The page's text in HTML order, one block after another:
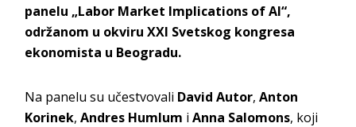
panelu „Labor Market Implications of AI“,
održanom u okviru XXI Svetskog kongresa
ekonomista u Beogradu.
Na panelu su učestvovali David Autor,Anton
Korinek,Andres Humlum iAnna Salomons, koji